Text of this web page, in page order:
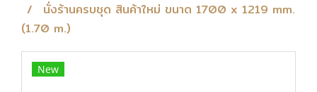
นั่งร้านครบชุด สินค้าใหม่ ขนาด 1700 x 1219 mm.
(1.70 m.)
New